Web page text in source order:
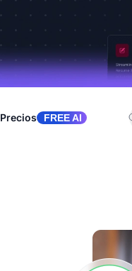
Precios FREE AI